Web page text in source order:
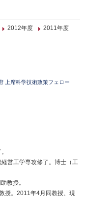
2012年度
2011年度
上席科学技術政策フェロー
営工学専攻修了。博士（工
教授。
授。2011年4月同教授、現